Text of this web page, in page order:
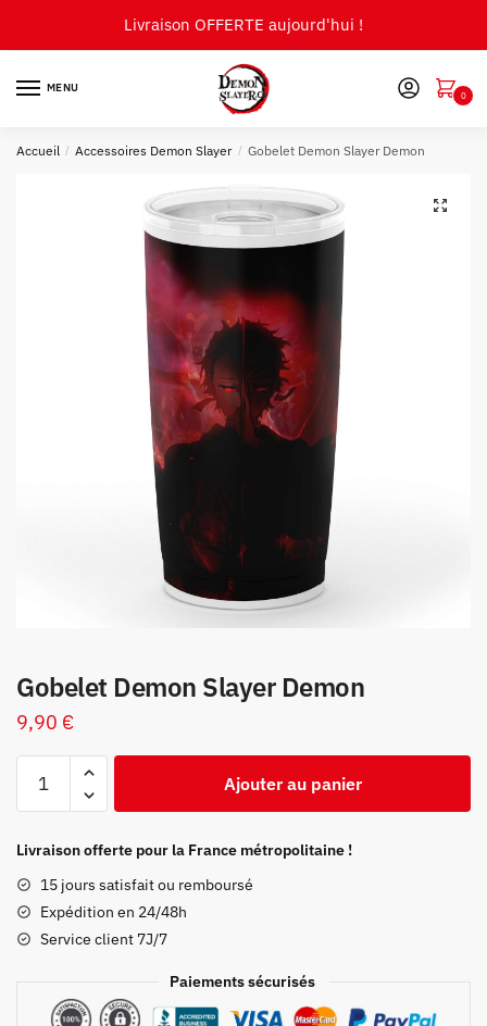
Livraison OFFERTE aujourd'hui !
MENU
0
Accueil / Accessoires Demon Slayer / Gobelet Demon Slayer Demon
🔍
Gobelet Demon Slayer Demon
9,90 €
Demon
Demon
Ajouter au panier
Livraison offerte pour la France métropolitaine !
15 jours satisfait ou remboursé
Expédition en 24/48h
Service client 7J/7
Paiements sécurisés